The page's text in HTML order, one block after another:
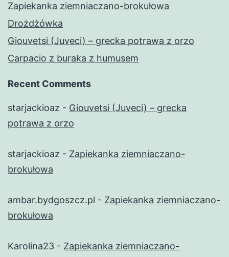
Zapiekanka ziemniaczano-brokułowa
Drożdżówka
Giouvetsi (Juveci) – grecka potrawa z orzo
Carpacio z buraka z humusem
Recent Comments
starjackioaz - Giouvetsi (Juveci) – grecka
potrawa z orzo
starjackioaz - Zapiekanka ziemniaczano-
brokułowa
ambar.bydgoszcz.pl - Zapiekanka ziemniaczano-
brokułowa
Karolina23 - Zapiekanka ziemniaczano-